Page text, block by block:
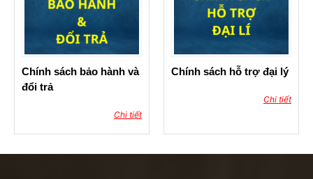
Chính sách bảo hành và
đổi trả
Chi tiết
Chính sách hỗ trợ đại lý
Chi tiết